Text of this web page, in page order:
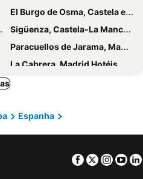
El Burgo de Osma, Castela e Leão Hotéis
Sigüenza, Castela-La Mancha Hotéis
Paracuellos de Jarama, Madrid Hotéis
La Cabrera, Madrid Hotéis
Soto del Real, Madrid Hotéis
Torrecaballeros, Castela e Leão Hotéis
Aranjuez, Madrid Hotéis
Espanha
Facebook
Twitter